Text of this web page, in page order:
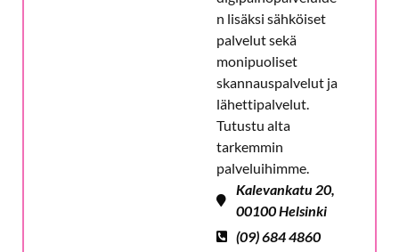
n lisäksi sähköiset
palvelut sekä
monipuoliset
skannauspalvelut ja
lähettipalvelut.
Tutustu alta
tarkemmin
palveluihimme.
Kalevankatu 20,
00100 Helsinki
(09) 684 4860